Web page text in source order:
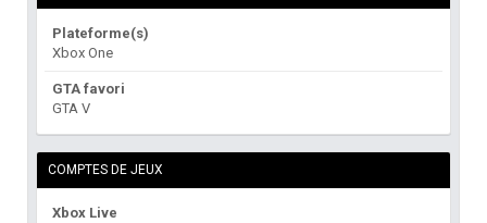
Plateforme(s)
Xbox One
GTA favori
GTA V
COMPTES DE JEUX
Xbox Live